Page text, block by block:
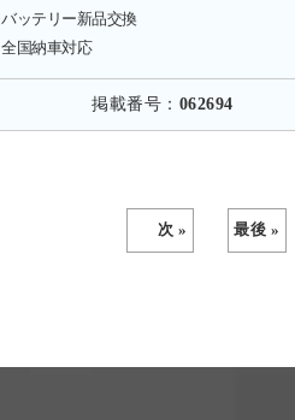
バッテリー新品交換
全国納車対応
掲載番号： 062694
次 » 最後 »